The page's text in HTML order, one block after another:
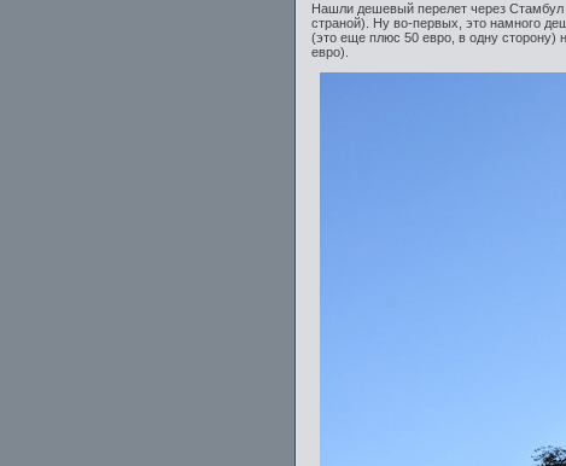
Нашли дешевый перелет через
страной). Ну во-первых, это намного
(это еще плюс 50 евро, в одну сторону)
евро).